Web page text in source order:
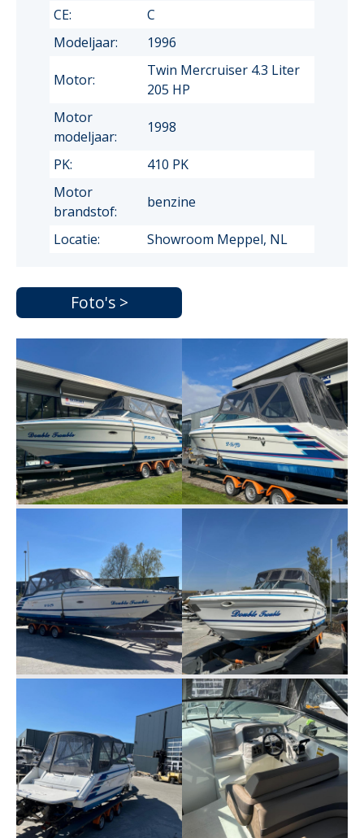
CE:
C
Modeljaar:
1996
Motor:
Twin Mercruiser 4.3 Liter
205 HP
Motor
modeljaar:
1998
PK:
410 PK
Motor
brandstof:
benzine
Locatie: Showroom Meppel, NL
Foto's >